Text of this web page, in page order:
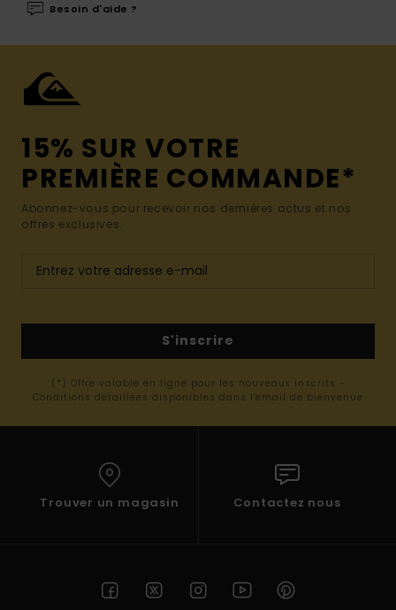
Besoin d'aide ?
15% SUR VOTRE
PREMIÈRE COMMANDE*
Abonnez-vous pour recevoir nos dernières actus et nos
offres exclusives.
S'inscrire
(*) Offre valable en ligne pour les nouveaux inscrits -
Conditions détaillées disponibles dans l'email de bienvenue
Trouver un magasin Contactez nous